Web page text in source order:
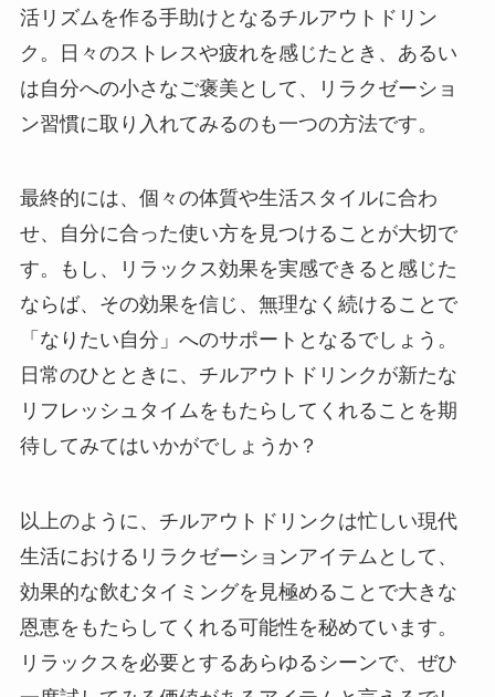
活リズムを作る手助けとなるチルアウトドリン
ク。日々のストレスや疲れを感じたとき、あるい
は自分への小さなご褒美として、リラクゼーショ
ン習慣に取り入れてみるのも一つの方法です。
最終的には、個々の体質や生活スタイルに合わ
せ、自分に合った使い方を見つけることが大切で
す。もし、リラックス効果を実感できると感じた
ならば、その効果を信じ、無理なく続けることで
「なりたい自分」へのサポートとなるでしょう。
日常のひとときに、チルアウトドリンクが新たな
リフレッシュタイムをもたらしてくれることを期
待してみてはいかがでしょうか？
以上のように、チルアウトドリンクは忙しい現代
生活におけるリラクゼーションアイテムとして、
効果的な飲むタイミングを見極めることで大きな
恩恵をもたらしてくれる可能性を秘めています。
リラックスを必要とするあらゆるシーンで、ぜひ